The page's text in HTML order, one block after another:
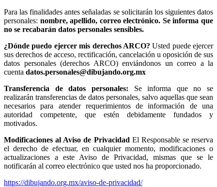
Para las finalidades antes señaladas se solicitarán los siguientes datos
personales: nombre, apellido, correo electrónico. Se informa que
no se recabarán datos personales sensibles.
¿Dónde puedo ejercer mis derechos ARCO?Usted puede ejercer
sus derechos de acceso, rectificación, cancelación u oposición de sus
datos personales (derechos ARCO) enviándonos un correo a la
cuenta datos.personales@dibujando.org.mx
Transferencia de datos personales: Se informa que no se
realizarán transferencias de datos personales, salvo aquellas que sean
necesarios para atender requerimientos de información de una
autoridad competente, que estén debidamente fundados y
motivados.
Modificaciones al Aviso de Privacidad El Responsable se reserva
el derecho de efectuar, en cualquier momento, modificaciones o
actualizaciones a este Aviso de Privacidad, mismas que se le
notificarán al correo electrónico que usted nos ha proporcionado.
https://dibujando.org.mx/aviso-de-privacidad/